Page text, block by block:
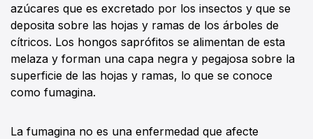
azúcares que es excretado por los insectos y que se
deposita sobre las hojas y ramas de los árboles de
cítricos. Los hongos saprófitos se alimentan de esta
melaza y forman una capa negra y pegajosa sobre la
superficie de las hojas y ramas, lo que se conoce
como fumagina.
La fumagina no es una enfermedad que afecte